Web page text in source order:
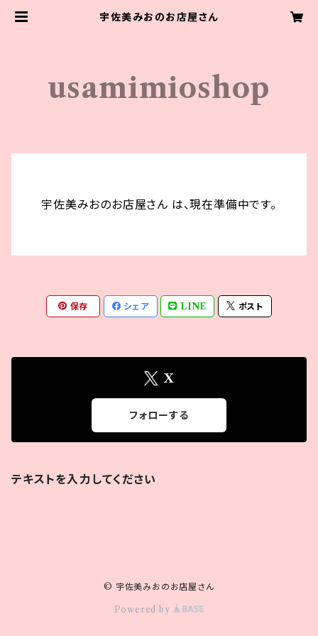
宇佐美みおのお店屋さん
usamimioshop
宇佐美みおのお店屋さん は、現在準備中です。
保存 シェア LINE ポスト
X
フォローする
テキストを入力してください
© 宇佐美みおのお店屋さん
Powered by